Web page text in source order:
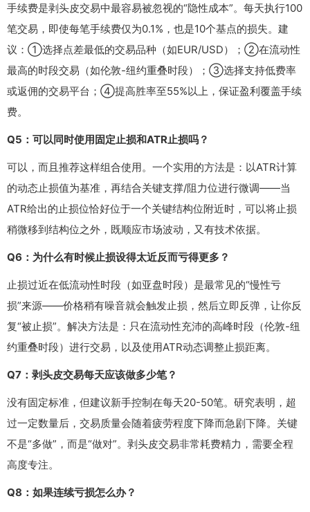
手续费是剥头皮交易中最容易被忽视的“隐性成本”。每天执行100
笔交易，即使每笔手续费仅为0.1%，也是10个基点的损失。建
议：①选择点差最低的交易品种（如EUR/USD）；②在流动性
最高的时段交易（如伦敦-纽约重叠时段）；③选择支持低费率
或返佣的交易平台；④提高胜率至55%以上，保证盈利覆盖手续
费。
Q5：可以同时使用固定止损和ATR止损吗？
可以，而且推荐这样组合使用。一个实用的方法是：以ATR计算
的动态止损值为基准，再结合关键支撑/阻力位进行微调——当
ATR给出的止损位恰好位于一个关键结构位附近时，可以将止损
稍微移到结构位之外，既顺应市场波动，又有技术依据。
Q6：为什么有时候止损设得太近反而亏得更多？
止损过近在低流动性时段（如亚盘时段）是最常见的“慢性亏
损”来源——价格稍有噪音就会触发止损，然后立即反弹，让你反
复“被止损”。解决方法是：只在流动性充沛的高峰时段（伦敦-纽
约重叠时段）进行交易，以及使用ATR动态调整止损距离。
Q7：剥头皮交易每天应该做多少笔？
没有固定标准，但建议新手控制在每天20-50笔。研究表明，超
过一定数量后，交易质量会随着疲劳程度下降而急剧下降。关键
不是“多做”，而是“做对”。剥头皮交易非常耗费精力，需要全程
高度专注。
Q8：如果连续亏损怎么办？